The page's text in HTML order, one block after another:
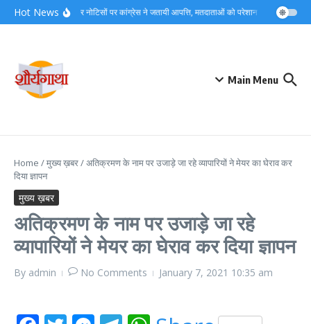
Skip to content
Hot Newsएसआईआर नोटिसों पर कांग्रेस ने जतायी आपत्ति, मतदाताओं को परेशान करने का लगाया
Main Menu
Home /मुख्य ख़बर/अतिक्रमण के नाम पर उजाड़े जा रहे व्यापारियों ने मेयर का घेराव कर
दिया ज्ञापन
मुख्य ख़बर
अतिक्रमण के नाम पर उजाड़े जा रहे
व्यापारियों ने मेयर का घेराव कर दिया ज्ञापन
By admin No Comments January 7, 2021 10:35 am